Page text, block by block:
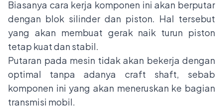
Biasanya cara kerja komponen ini akan berputar
dengan blok silinder dan piston. Hal tersebut
yang akan membuat gerak naik turun piston
tetap kuat dan stabil.
Putaran pada mesin tidak akan bekerja dengan
optimal tanpa adanya craft shaft, sebab
komponen ini yang akan meneruskan ke bagian
transmisi mobil.